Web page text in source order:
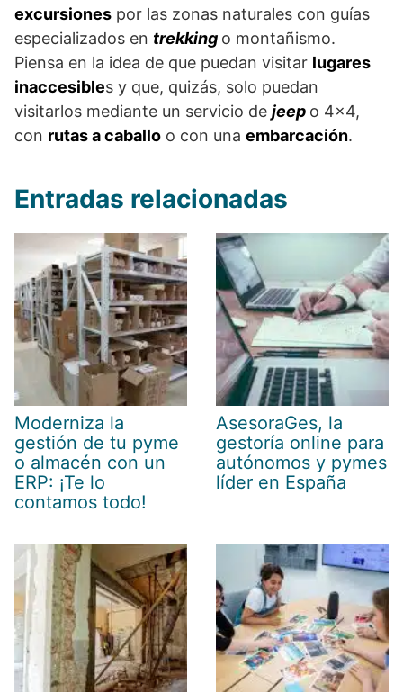
excursiones por las zonas naturales con guías
especializados en trekking o montañismo.
Piensa en la idea de que puedan visitar lugares
inaccesibles y que, quizás, solo puedan
visitarlos mediante un servicio de jeep o 4×4,
con rutas a caballo o con una embarcación.
Entradas relacionadas
Moderniza la
gestión de tu pyme
o almacén con un
ERP: ¡Te lo
contamos todo!
AsesoraGes, la
gestoría online para
autónomos y pymes
líder en España